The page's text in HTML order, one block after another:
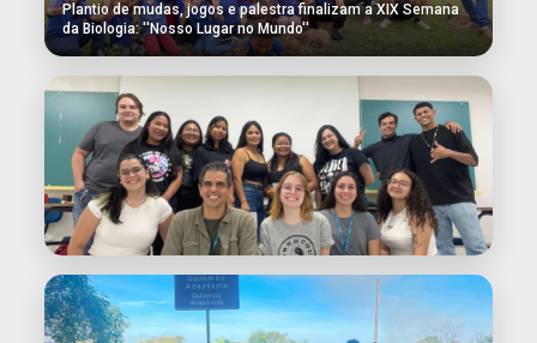
Plantio de mudas, jogos e palestra finalizam a XIX Semana
da Biologia: ''Nosso Lugar no Mundo''